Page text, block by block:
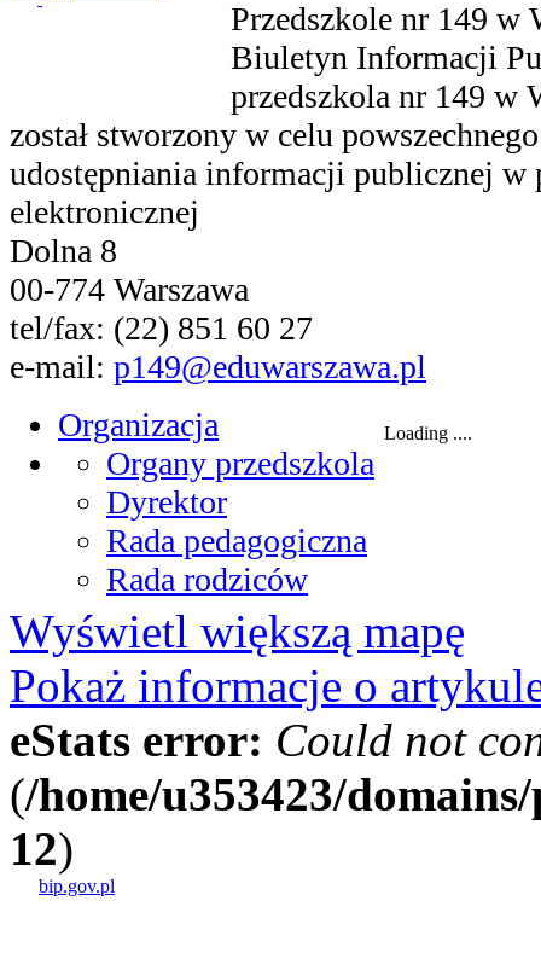
Wyświetl większą mapę
Pokaż informacje o
eStats error: Could not
(/home/u353423/
12)
bip.gov.pl